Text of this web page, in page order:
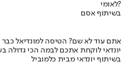
לאומי?
בשיתוף אסם
אתם עוד לא שם? הטיסה למונדיאל כבר
יונדאי לוקחת אתכם לבמה הכי גדולה
בשיתוף יונדאי מבית כלמוביל